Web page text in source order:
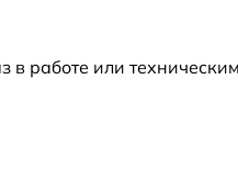
работе или